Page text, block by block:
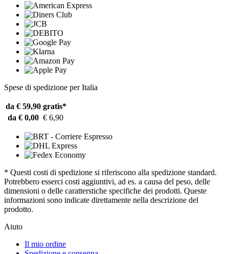
Spese di spedizione per Italia
da € 59,90 gratis*
da € 0,00 € 6,90
* Questi costi di spedizione si riferiscono alla spedizione standard.
Potrebbero esserci costi aggiuntivi, ad es. a causa del peso, delle
dimensioni o delle caratterstiche specifiche dei prodotti. Queste
informazioni sono indicate direttamente nella descrizione del
prodotto.
Aiuto
Il mio ordine